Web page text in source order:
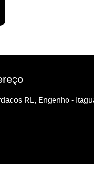
RL, Engenho -